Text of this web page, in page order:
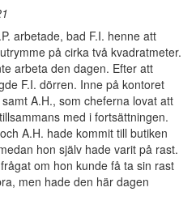
arbetade, bad F.I. henne att
på cirka två kvadratmeter.
arbeta den dagen. Efter att
F.I. dörren. Inne på kontoret
A.H., som cheferna lovat att
med i fortsättningen.
A.H. hade kommit till butiken
hon själv hade varit på rast.
om hon kunde få ta sin rast
men hade den här dagen